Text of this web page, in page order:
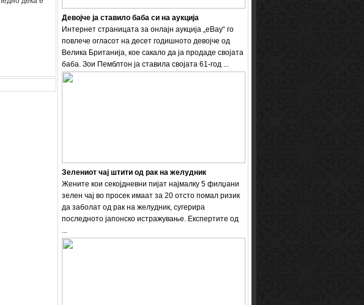
Девојче ја ставило баба си на аукција
Интернет страницата за онлајн аукција „eBay“ го
повлече огласот на десет годишното девојче од
Велика Британија, кое сакало да ја продаде својата
баба. Зои Пемблтон ја ставила својата 61-год ...
Зелениот чај штити од рак на желудник
Жените кои секојдневни пијат најмалку 5 филџани
зелен чај во просек имаат за 20 отсто помал ризик
да заболат од рак на желудник, сугерира
последното јапонско истражување. Експертите од
...